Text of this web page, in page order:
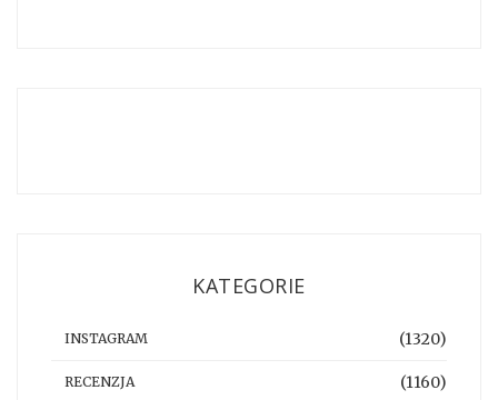
KATEGORIE
INSTAGRAM (1320)
RECENZJA (1160)